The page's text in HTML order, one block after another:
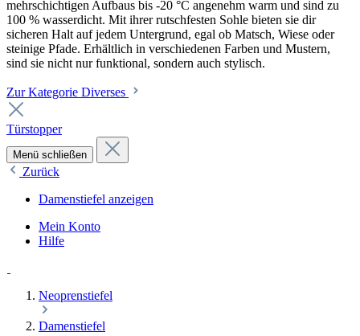
mehrschichtigen Aufbaus bis -20 °C angenehm warm und sind zu
100 % wasserdicht. Mit ihrer rutschfesten Sohle bieten sie dir
sicheren Halt auf jedem Untergrund, egal ob Matsch, Wiese oder
steinige Pfade. Erhältlich in verschiedenen Farben und Mustern,
sind sie nicht nur funktional, sondern auch stylisch.
Zur Kategorie Diverses
Türstopper
Menü schließen
Zurück
Damenstiefel anzeigen
Mein Konto
Hilfe
Neoprenstiefel
Damenstiefel